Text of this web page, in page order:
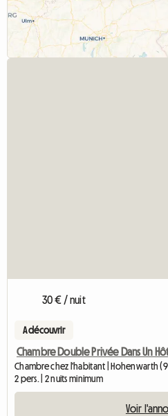
30 € / nuit
A découvrir
Chambre Double Privée Dans Un
Chambre chez l'habitant | Hohenwarth
2 pers. | 2 nuits minimum
Voir